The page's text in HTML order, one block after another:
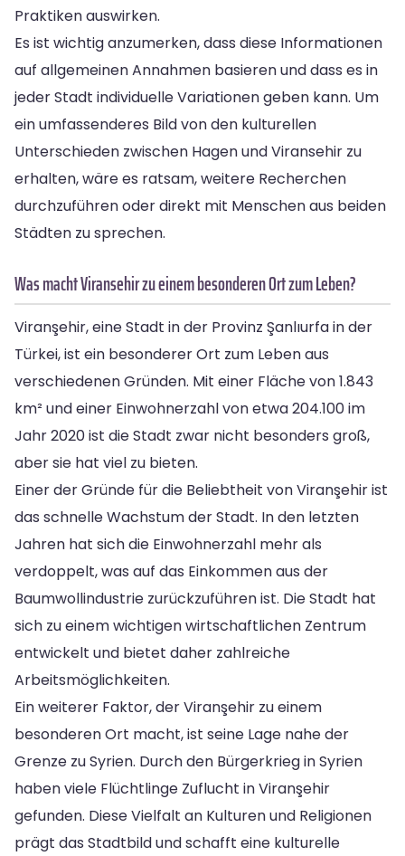
Praktiken auswirken.
Es ist wichtig anzumerken, dass diese Informationen
auf allgemeinen Annahmen basieren und dass es in
jeder Stadt individuelle Variationen geben kann. Um
ein umfassenderes Bild von den kulturellen
Unterschieden zwischen Hagen und Viransehir zu
erhalten, wäre es ratsam, weitere Recherchen
durchzuführen oder direkt mit Menschen aus beiden
Städten zu sprechen.
Was macht Viransehir zu einem besonderen Ort zum Leben?
Viranşehir, eine Stadt in der Provinz Şanlıurfa in der
Türkei, ist ein besonderer Ort zum Leben aus
verschiedenen Gründen. Mit einer Fläche von 1.843
km² und einer Einwohnerzahl von etwa 204.100 im
Jahr 2020 ist die Stadt zwar nicht besonders groß,
aber sie hat viel zu bieten.
Einer der Gründe für die Beliebtheit von Viranşehir ist
das schnelle Wachstum der Stadt. In den letzten
Jahren hat sich die Einwohnerzahl mehr als
verdoppelt, was auf das Einkommen aus der
Baumwollindustrie zurückzuführen ist. Die Stadt hat
sich zu einem wichtigen wirtschaftlichen Zentrum
entwickelt und bietet daher zahlreiche
Arbeitsmöglichkeiten.
Ein weiterer Faktor, der Viranşehir zu einem
besonderen Ort macht, ist seine Lage nahe der
Grenze zu Syrien. Durch den Bürgerkrieg in Syrien
haben viele Flüchtlinge Zuflucht in Viranşehir
gefunden. Diese Vielfalt an Kulturen und Religionen
prägt das Stadtbild und schafft eine kulturelle